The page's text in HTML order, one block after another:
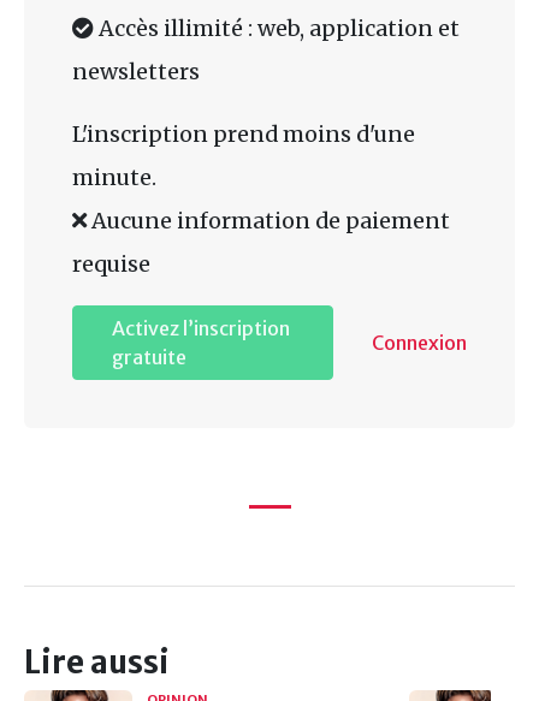
Accès illimité : web, application et
newsletters
L'inscription prend moins d'une
minute.
Aucune information de paiement
requise
Activez l’inscription
gratuite
Connexion
Lire aussi